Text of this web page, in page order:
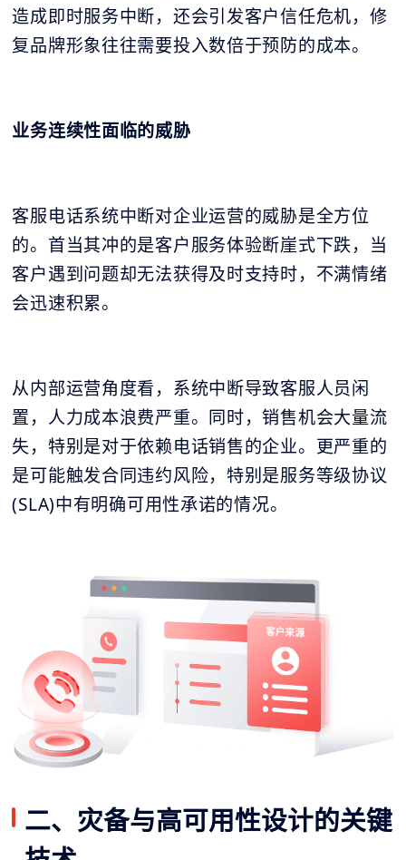
造成即时服务中断，还会引发客户信任危机，修
复品牌形象往往需要投入数倍于预防的成本。
业务连续性面临的威胁
客服电话系统中断对企业运营的威胁是全方位
的。首当其冲的是客户服务体验断崖式下跌，当
客户遇到问题却无法获得及时支持时，不满情绪
会迅速积累。
从内部运营角度看，系统中断导致客服人员闲
置，人力成本浪费严重。同时，销售机会大量流
失，特别是对于依赖电话销售的企业。更严重的
是可能触发合同违约风险，特别是服务等级协议
(SLA)中有明确可用性承诺的情况。
二、灾备与高可用性设计的关键